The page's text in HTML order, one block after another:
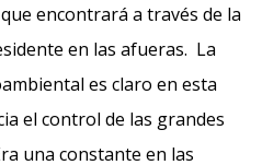
encontrará a través de la
en las afueras. La
es claro en esta
el control de las grandes
una constante en las